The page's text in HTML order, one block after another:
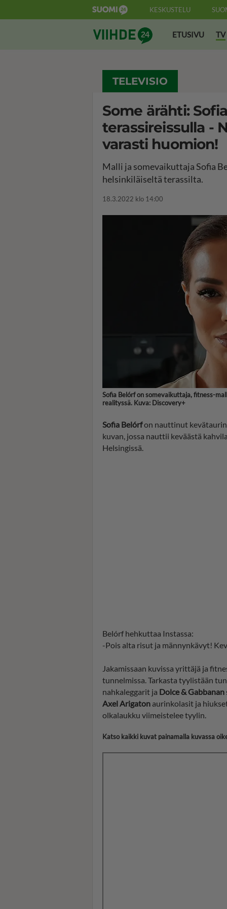
KESKUSTELU
Suomi24 ViihdeETUSIVU TV
TELEVISIO
Some ärähti:
terassireissulla -
varasti huomion!
Malli ja somevaikuttaja Sofia
helsinkiläiseltä terassilta.
18.3.2022 klo 14:00
Sofia Belórf on somevaikuttaja, fitness-
realityssä. Kuva: Discovery+
Sofia Belórfon nauttinut
kuvan, jossa nauttii keväästä
Helsingissä.
Belórf hehkuttaa Instassa:
-Pois alta risut ja männynkävyt!
Jakamissaan kuvissa yrittäjä ja
tunnelmissa. Tarkasta tyylistään
nahkaleggarit ja Dolce & Gabbanan
Axel Arigaton aurinkolasit ja
olkalaukku viimeistelee tyylin.
Katso kaikki kuvat painamalla kuvassa